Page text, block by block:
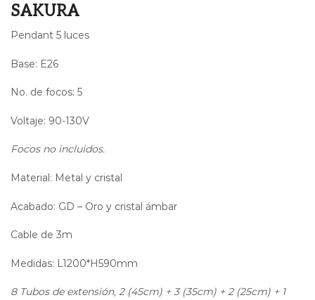
SAKURA
Pendant 5 luces
Base: E26
No. de focos: 5
Voltaje: 90-130V
Focos no incluidos.
Material: Metal y cristal
Acabado: GD – Oro y cristal ámbar
Cable de 3m
Medidas: L1200*H590mm
8 Tubos de extensión, 2 (45cm) + 3 (35cm) + 2 (25cm) + 1